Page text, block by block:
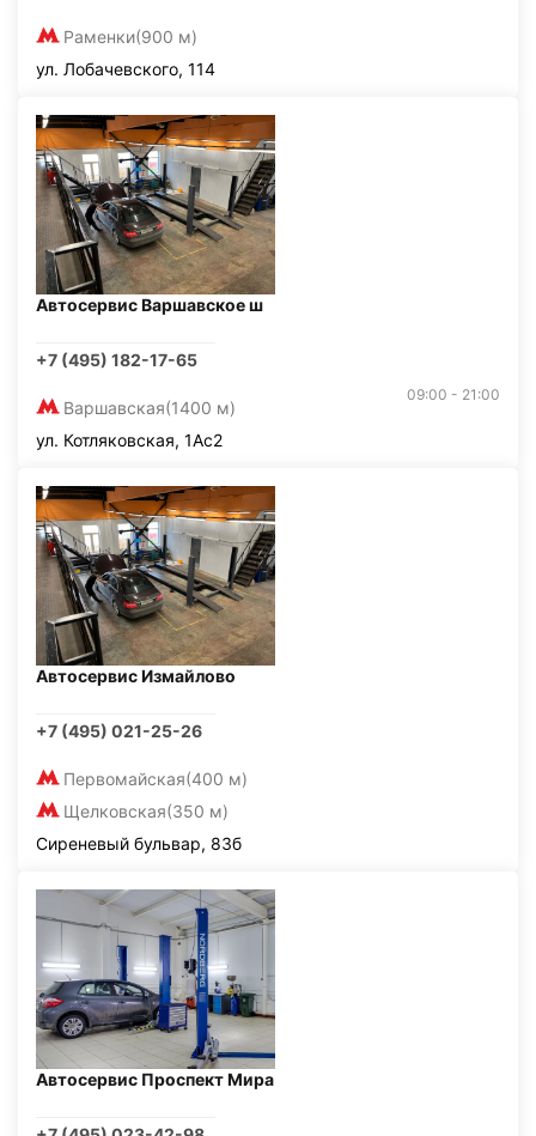
Раменки(900 м)
ул. Лобачевского, 114
Автосервис Варшавское ш
+7 (495) 182-17-65
Варшавская(1400 м)
09:00 - 21:00
ул. Котляковская, 1Ас2
Автосервис Измайлово
+7 (495) 021-25-26
Первомайская(400 м)
Щелковская(350 м)
Сиреневый бульвар, 83б
Автосервис Проспект Мира